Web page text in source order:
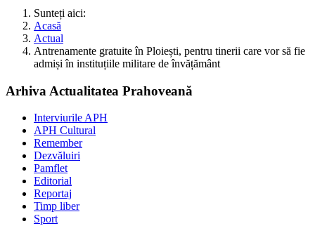
Sunteți aici:
Acasă
Actual
Antrenamente gratuite în Ploiești, pentru tinerii care vor să fie
admiși în instituțiile militare de învățământ
Arhiva Actualitatea Prahoveană
Interviurile APH
APH Cultural
Remember
Dezvăluiri
Pamflet
Editorial
Reportaj
Timp liber
Sport